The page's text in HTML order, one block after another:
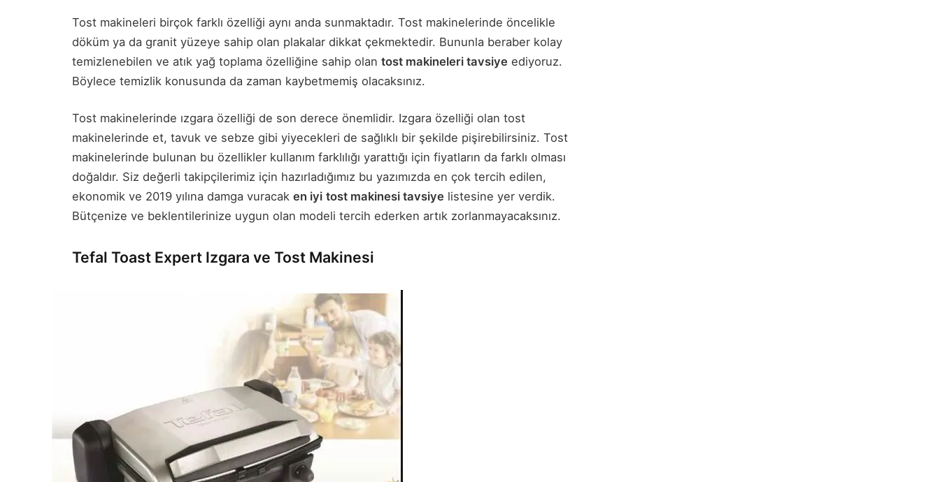
Tost makineleri birçok farklı özelliği aynı anda sunmaktadır. Tost makinelerinde öncelikle
döküm ya da granit yüzeye sahip olan plakalar dikkat çekmektedir. Bununla beraber kolay
temizlenebilen ve atık yağ toplama özelliğine sahip olan tost makineleri tavsiye ediyoruz.
Böylece temizlik konusunda da zaman kaybetmemiş olacaksınız.
Tost makinelerinde ızgara özelliği de son derece önemlidir. Izgara özelliği olan tost
makinelerinde et, tavuk ve sebze gibi yiyecekleri de sağlıklı bir şekilde pişirebilirsiniz. Tost
makinelerinde bulunan bu özellikler kullanım farklılığı yarattığı için fiyatların da farklı olması
doğaldır. Siz değerli takipçilerimiz için hazırladığımız bu yazımızda en çok tercih edilen,
ekonomik ve 2019 yılına damga vuracak en iyi tost makinesi tavsiye listesine yer verdik.
Bütçenize ve beklentilerinize uygun olan modeli tercih ederken artık zorlanmayacaksınız.
Tefal Toast Expert Izgara ve Tost Makinesi